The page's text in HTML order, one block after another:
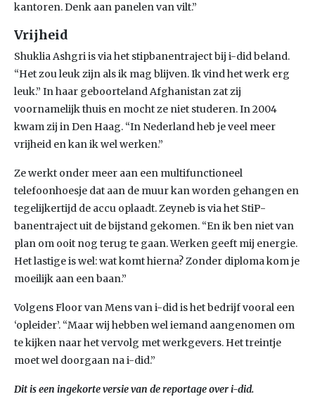
kantoren. Denk aan panelen van vilt.”
Vrijheid
Shuklia Ashgri is via het stipbanentraject bij i-did beland.
“Het zou leuk zijn als ik mag blijven. Ik vind het werk erg
leuk.” In haar geboorteland Afghanistan zat zij
voornamelijk thuis en mocht ze niet studeren. In 2004
kwam zij in Den Haag. “In Nederland heb je veel meer
vrijheid en kan ik wel werken.”
Ze werkt onder meer aan een multifunctioneel
telefoonhoesje dat aan de muur kan worden gehangen en
tegelijkertijd de accu oplaadt. Zeyneb is via het StiP-
banentraject uit de bijstand gekomen. “En ik ben niet van
plan om ooit nog terug te gaan. Werken geeft mij energie.
Het lastige is wel: wat komt hierna? Zonder diploma kom je
moeilijk aan een baan.”
Volgens Floor van Mens van i-did is het bedrijf vooral een
‘opleider’. “Maar wij hebben wel iemand aangenomen om
te kijken naar het vervolg met werkgevers. Het treintje
moet wel doorgaan na i-did.”
Dit is een ingekorte versie van de reportage over i-did.